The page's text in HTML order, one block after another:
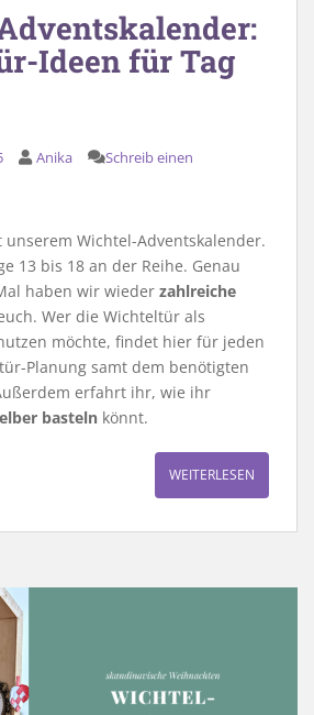
Ideen für Tag
Anika
Schreib einen
Wichtel-Adventskalender.
13 bis 18 an der Reihe. Genau
haben wir wieder zahlreiche
Wer die Wichteltür als
möchte, findet hier für jeden
Planung samt dem benötigten
erfahrt ihr, wie ihr
basteln könnt.
WEITERLESEN